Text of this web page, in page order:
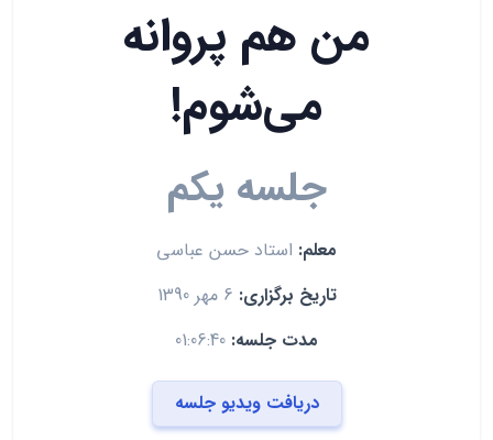
من هم پروانه
می‌شوم!
جلسه یکم
معلم: استاد حسن عباسی
تاریخ برگزاری: 6 مهر 1390
مدت جلسه: 01:06:40
دریافت ویدیو جلسه